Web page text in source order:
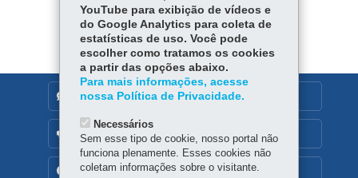
DENUNCIE CORRUPÇÃO
OUVIDORIA
TRANSPARÊNCIA INSTITUCIONAL
YouTube para exibição de vídeos e
do Google Analytics para coleta de
estatísticas de uso. Você pode
escolher como tratamos os cookies
a partir das opções abaixo.
Para mais informações, acesse
nossa Política de Privacidade.
Necessários
Sem esse tipo de cookie, nosso portal não
funciona plenamente. Esses cookies não
coletam informações sobre o visitante.